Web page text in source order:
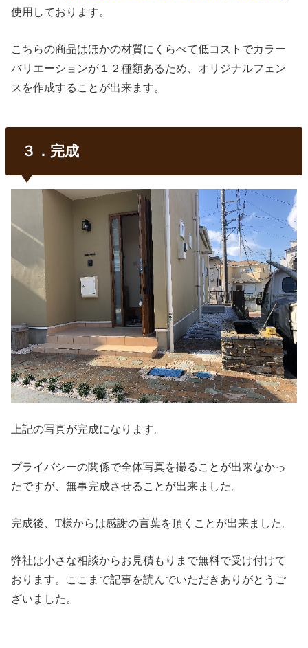
使用しております。
こちらの商品はほかの材質にくらべて低コストでカラー
バリエーションが１２種類あるため、オリジナルフェン
スを作成することが出来ます。
３．完成
上記の写真が完成になります。
プライバシーの関係で全体写真を撮ることが出来なかっ
たですが、無事完成させることが出来ました。
完成後、T様からは感謝の言葉を頂くことが出来ました。
弊社は小さな相談からお見積もりまで無料で受け付けて
おります。ここまで記事を読んでいただきありがとうご
ざいました。